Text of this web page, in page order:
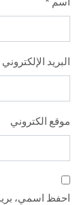
البريد الإلكتروني
موقع الكتروني
احفظ اسمي،